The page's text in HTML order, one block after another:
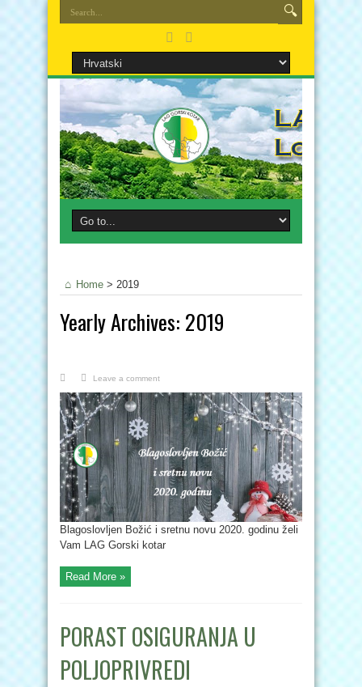
Home > 2019
Yearly Archives: 2019
Leave a comment
Blagoslovljen Božić i sretnu novu 2020. godinu želi
Vam LAG Gorski kotar
Read More »
PORAST OSIGURANJA U
POLJOPRIVREDI